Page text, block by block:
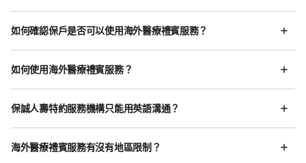
如何確認保戶是否可以使用海外醫療禮賓服務？
如何使用海外醫療禮賓服務？
保誠人壽特約服務機構只能用英語溝通？
海外醫療禮賓服務有沒有地區限制？